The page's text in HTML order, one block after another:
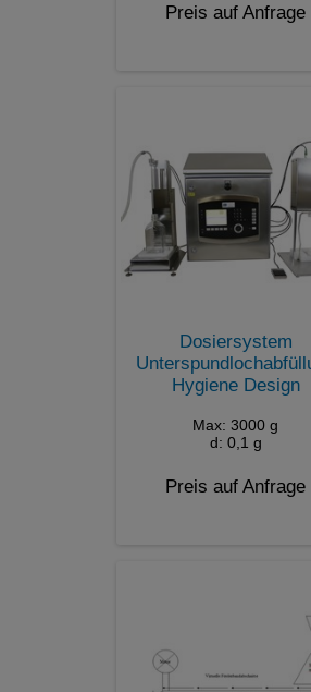
Preis auf Anfrage
Dosiersystem
Hygiene Design
Max: 3000 g
d: 0,1 g
Preis auf Anfrage